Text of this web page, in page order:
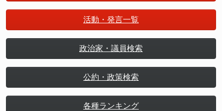
活動・発言一覧
政治家・議員検索
公約・政策検索
各種ランキング